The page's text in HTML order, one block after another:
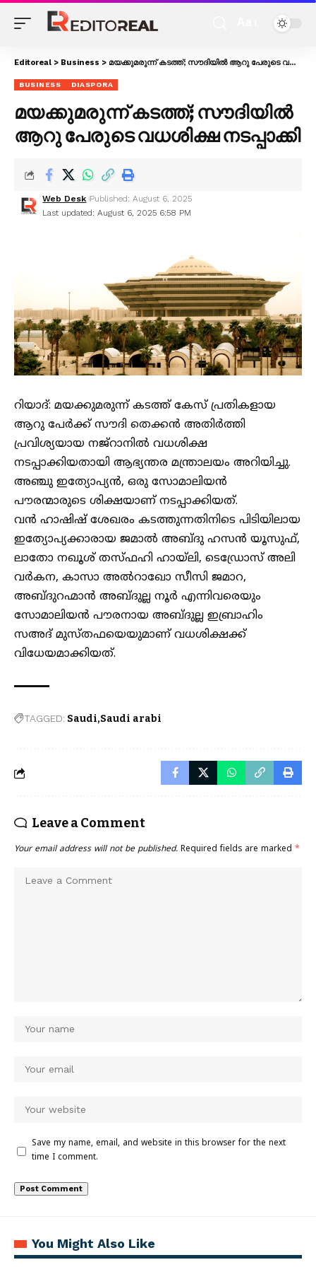
Editoreal > Business > മയക്കുമരുന്ന് കടത്ത്; സൗദിയിൽ ആറു പേരുടെ വധശിക്ഷ നടപ്പാക്കി
BUSINESS DIASPORA
മയക്കുമരുന്ന് കടത്ത്; സൗദിയിൽ
ആറു പേരുടെ വധശിക്ഷ നടപ്പാക്കി
Last updated: August 6, 2025 6:58 PM
Web Desk Published: August 6, 2025
റിയാദ്: മയക്കുമരുന്ന് കടത്ത് കേസ് പ്രതികളായ
ആറു പേര്‍ക്ക് സൗദി തെക്കൻ അതിർത്തി
പ്രവിശ്യയായ നജ്‌റാനില്‍ വധശിക്ഷ
നടപ്പാക്കിയതായി ആഭ്യന്തര മന്ത്രാലയം അറിയിച്ചു.
അഞ്ചു ഇത്യോപ്യൻ, ഒരു സോമാലിയൻ
പൗരന്മാരുടെ ശിക്ഷയാണ് നടപ്പാക്കിയത്.
വന്‍ ഹാഷിഷ് ശേഖരം കടത്തുന്നതിനിടെ പിടിയിലായ
ഇത്യോപ്യക്കാരായ ജമാല്‍ അബ്ദു ഹസന്‍ യൂസുഫ്,
ലാതോ നഖൂശ് തസ്ഫഹി ഹായ്‌ലി, ടെഡ്രോസ് അലി
വര്‍കന, കാസാ അല്‍റാഖോ സീസി ജമാറ,
അബ്ദുറഹ്മാന്‍ അബ്ദുല്ല നൂര്‍ എന്നിവരെയും
സോമാലിയൻ പൗരനായ അബ്ദുല്ല ഇബ്രാഹിം
സഅദ് മുസ്തഫയെയുമാണ് വധശിക്ഷക്ക്
വിധേയമാക്കിയത്.
TAGGED: Saudi Saudi arabi
Leave a Comment
Your email address will not be published. Required fields are marked *
Save my name, email, and website in this browser for the next
time I comment.
You Might Also Like